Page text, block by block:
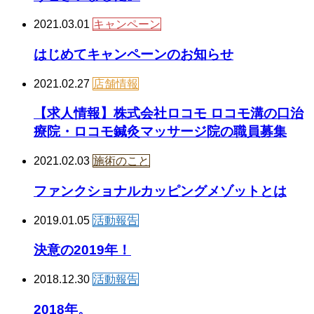
2021.03.01 キャンペーン
はじめてキャンペーンのお知らせ
2021.02.27 店舗情報
【求人情報】株式会社ロコモ ロコモ溝の口治
療院・ロコモ鍼灸マッサージ院の職員募集
2021.02.03 施術のこと
ファンクショナルカッピングメゾットとは
2019.01.05 活動報告
決意の2019年！
2018.12.30 活動報告
2018年。